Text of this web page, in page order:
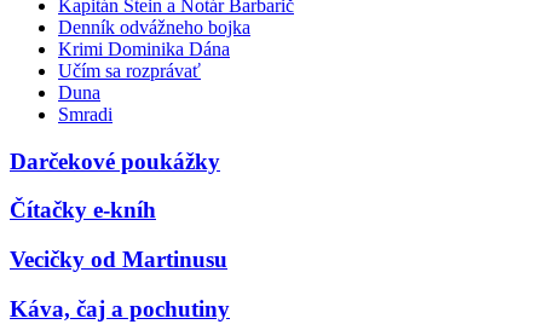
Kapitán Stein a Notár Barbarič
Denník odvážneho bojka
Krimi Dominika Dána
Učím sa rozprávať
Duna
Smradi
Darčekové poukážky
Čítačky e-kníh
Vecičky od Martinusu
Káva, čaj a pochutiny